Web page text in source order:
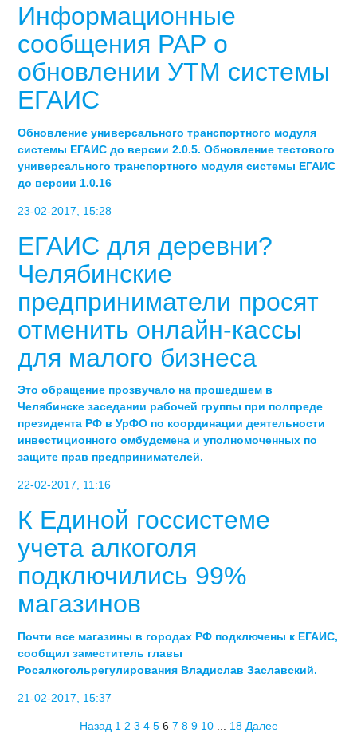
Информационные
сообщения РАР о
обновлении УТМ системы
ЕГАИС
Обновление универсального транспортного модуля
системы ЕГАИС до версии 2.0.5. Обновление тестового
универсального транспортного модуля системы ЕГАИС
до версии 1.0.16
23-02-2017, 15:28
ЕГАИС для деревни?
Челябинские
предприниматели просят
отменить онлайн-кассы
для малого бизнеса
Это обращение прозвучало на прошедшем в
Челябинске заседании рабочей группы при полпреде
президента РФ в УрФО по координации деятельности
инвестиционного омбудсмена и уполномоченных по
защите прав предпринимателей.
22-02-2017, 11:16
К Единой госсистеме
учета алкоголя
подключились 99%
магазинов
Почти все магазины в городах РФ подключены к ЕГАИС,
сообщил заместитель главы
Росалкогольрегулирования Владислав Заславский.
21-02-2017, 15:37
Назад 1 2 3 4 5 6 7 8 9 10 18 Далее